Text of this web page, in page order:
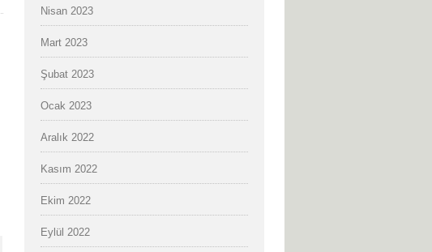
Nisan 2023
Mart 2023
Şubat 2023
Ocak 2023
Aralık 2022
Kasım 2022
Ekim 2022
Eylül 2022